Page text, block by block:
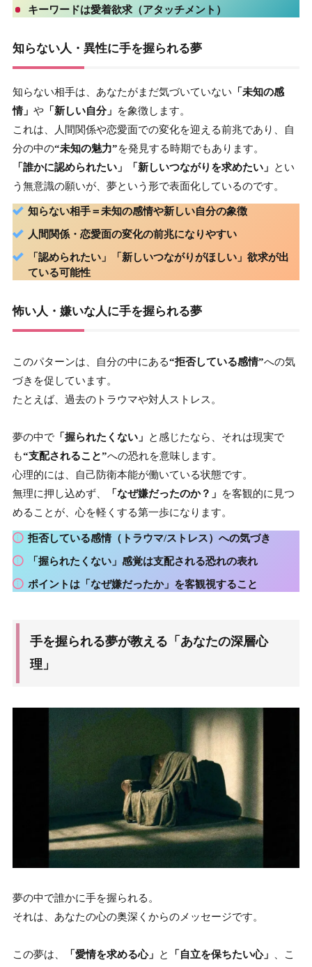
キーワードは愛着欲求（アタッチメント）
知らない人・異性に手を握られる夢
知らない相手は、あなたがまだ気づいていない 「未知の感
情」 や「新しい自分」
を象徴します。
これは、人間関係や恋愛面での変化を迎える前兆であり、自
分の中の“未知の魅力”を発見する時期でもあります。
「誰かに認められたい」「新しいつながりを求めたい」
とい
う無意識の願いが、夢という形で表面化しているのです。
知らない相手＝未知の感情や新しい自分の象徴
人間関係・恋愛面の変化の前兆になりやすい
「認められたい」「新しいつながりがほしい」欲求が出
ている可能性
怖い人・嫌いな人に手を握られる夢
このパターンは、自分の中にある“拒否している感情”への気
づきを促しています。
たとえば、過去のトラウマや対人ストレス。
夢の中で「握られたくない」
と感じたなら、それは現実で
も“支配されること”への恐れを意味します。
心理的には、自己防衛本能が働いている状態です。
無理に押し込めず、
「なぜ嫌だったのか？」
を客観的に見つ
めることが、心を軽くする第一歩になります。
拒否している感情（トラウマ/ストレス）への気づき
「握られたくない」感覚は支配される恐れの表れ
ポイントは「なぜ嫌だったか」を客観視すること
手を握られる夢が教える「あなたの深層心
理」
夢の中で誰かに手を握られる。
それは、あなたの心の奥深くからのメッセージです。
この夢は、 「愛情を求める心」 と 「自立を保ちたい心」
、こ